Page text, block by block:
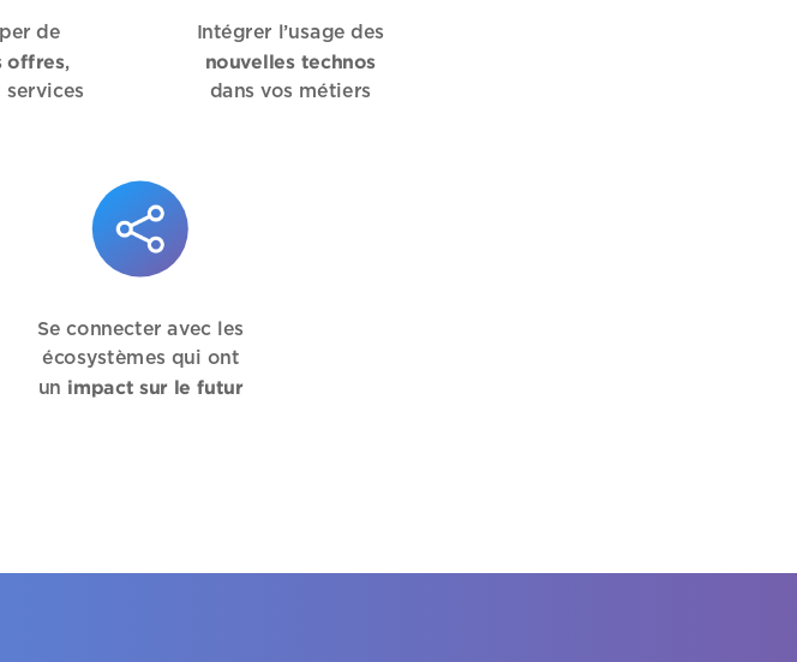
de
offres,
Intégrer l’usage des
nouvelles technos
dans vos métiers
Se connecter avec les
écosystèmes qui ont
un impact sur le futur